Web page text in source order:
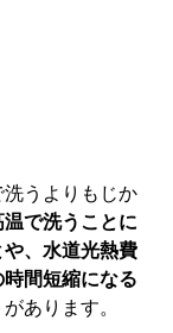
うよりもじか
温で洗うことに
、水道光熱費
間短縮になる
あります。